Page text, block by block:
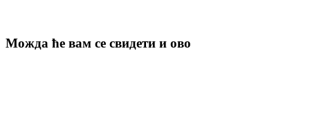
Можда ће вам се свидети и ово